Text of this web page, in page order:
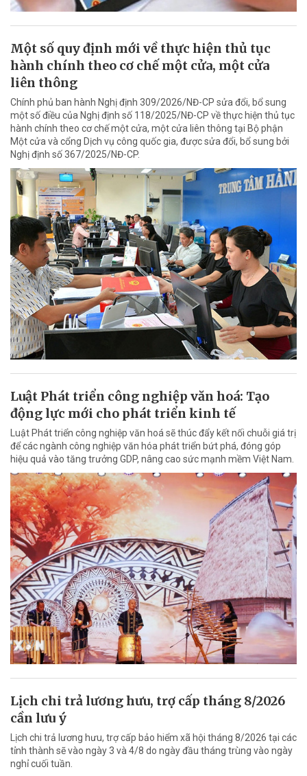
Một số quy định mới về thực hiện thủ tục
hành chính theo cơ chế một cửa, một cửa
liên thông
Chính phủ ban hành Nghị định 309/2026/NĐ-CP sửa đổi, bổ sung
một số điều của Nghị định số 118/2025/NĐ-CP về thực hiện thủ tục
hành chính theo cơ chế một cửa, một cửa liên thông tại Bộ phận
Một cửa và cổng Dịch vụ công quốc gia, được sửa đổi, bổ sung bởi
Nghị định số 367/2025/NĐ-CP.
Luật Phát triển công nghiệp văn hoá: Tạo
động lực mới cho phát triển kinh tế
Luật Phát triển công nghiệp văn hoá sẽ thúc đẩy kết nối chuỗi giá trị
để các ngành công nghiệp văn hóa phát triển bứt phá, đóng góp
hiệu quả vào tăng trưởng GDP, nâng cao sức mạnh mềm Việt Nam.
Lịch chi trả lương hưu, trợ cấp tháng 8/2026
cần lưu ý
Lịch chi trả lương hưu, trợ cấp bảo hiểm xã hội tháng 8/2026 tại các
tỉnh thành sẽ vào ngày 3 và 4/8 do ngày đầu tháng trùng vào ngày
nghỉ cuối tuần.